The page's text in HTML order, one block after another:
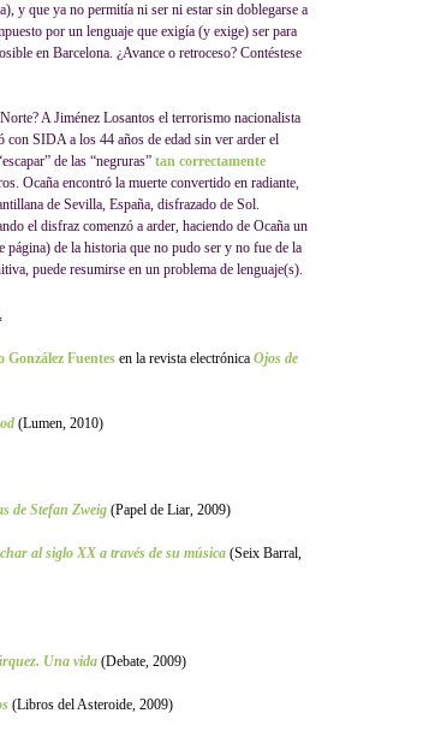
y que ya no permitía ni ser ni estar sin doblegarse a
por un lenguaje que exigía (y exige) ser para
en Barcelona. ¿Avance o retroceso? Contéstese
A Jiménez Losantos el terrorismo nacionalista
SIDA a los 44 años de edad sin ver arder el
de las “negruras” tan correctamente
Ocaña encontró la muerte convertido en radiante,
de Sevilla, España, disfrazado de Sol.
el disfraz comenzó a arder, haciendo de Ocaña un
de la historia que no pudo ser y no fue de la
puede resumirse en un problema de lenguaje(s).
González Fuentes en la revista electrónica Ojos de
(Lumen, 2010)
de Stefan Zweig (Papel de Liar, 2009)
al siglo XX a través de su música (Seix Barral,
Una vida (Debate, 2009)
(Libros del Asteroide, 2009)